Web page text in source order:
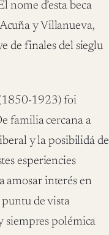
nome d’esta beca
y Villanueva,
de finales del sieglu
1923) foi
familia cercana a
y la posibilidá de
esperiencies
amosar interés en
puntu de vista
siempres polémica